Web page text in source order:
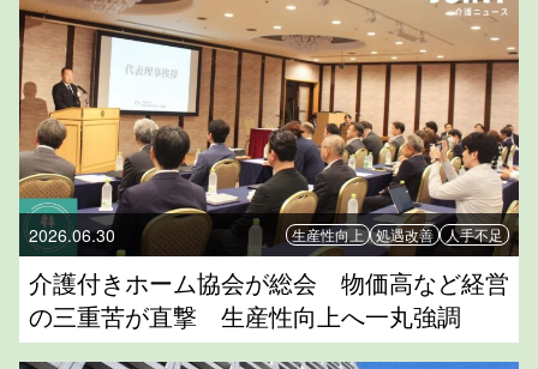
2026.06.30 生産性向上 処遇改善 人手不足
介護付きホーム協会が総会 物価高など経営
の三重苦が直撃 生産性向上へ一丸強調